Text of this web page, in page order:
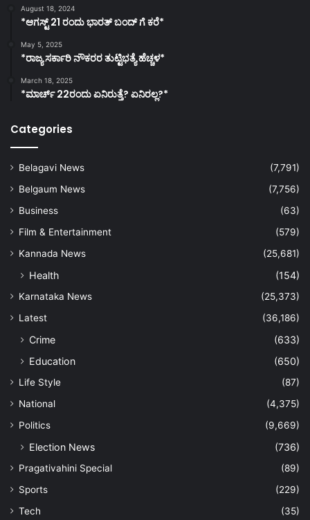
August 18, 2024
*ಆಗಸ್ಟ್ 21 ರಂದು ಭಾರತ್‌ ಬಂದ್‌ ಗೆ ಕರೆ*
May 5, 2025
*ರಾಜ್ಯ ಸರ್ಕಾರಿ ನೌಕರರ ತುಟ್ಟಿಭತ್ಯೆ ಹೆಚ್ಚಳ*
March 18, 2025
*ಮಾರ್ಚ್ 22ರಂದು ಏನಿರುತ್ತೆ? ಏನಿರಲ್ಲ?*
Categories
Belagavi News
(7,791)
Belgaum News
(7,756)
Business
(63)
Film & Entertainment
(579)
Kannada News
(25,681)
Health (154)
Karnataka News
(25,373)
Latest
(36,186)
Crime
(633)
Education
(650)
Life Style
(87)
National
(4,375)
Politics
(9,669)
Election News (736)
Pragativahini Special
(89)
Sports
(229)
Tech
(35)